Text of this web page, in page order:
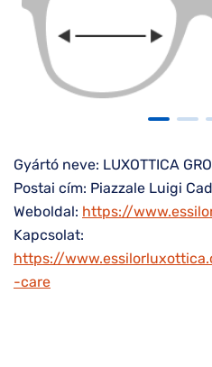
Gyártó neve: LUXOTTICA
Postai cím: Piazzale Luigi
Weboldal: https://
Kapcsolat:
https://
-care